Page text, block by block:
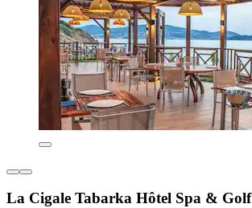
La Cigale Tabarka Hôtel Spa & Golf